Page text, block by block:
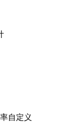
自定义